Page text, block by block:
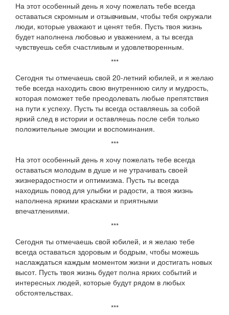
На этот особенный день я хочу пожелать тебе всегда
оставаться скромным и отзывчивым, чтобы тебя окружали
люди, которые уважают и ценят тебя. Пусть твоя жизнь
будет наполнена любовью и уважением, а ты всегда
чувствуешь себя счастливым и удовлетворенным.
***
Сегодня ты отмечаешь свой 20-летний юбилей, и я желаю
тебе всегда находить свою внутреннюю силу и мудрость,
которая поможет тебе преодолевать любые препятствия
на пути к успеху. Пусть ты всегда оставляешь за собой
яркий след в истории и оставляешь после себя только
положительные эмоции и воспоминания.
***
На этот особенный день я хочу пожелать тебе всегда
оставаться молодым в душе и не утрачивать своей
жизнерадостности и оптимизма. Пусть ты всегда
находишь повод для улыбки и радости, а твоя жизнь
наполнена яркими красками и приятными
впечатлениями.
***
Сегодня ты отмечаешь свой юбилей, и я желаю тебе
всегда оставаться здоровым и бодрым, чтобы можешь
наслаждаться каждым моментом жизни и достигать новых
высот. Пусть твоя жизнь будет полна ярких событий и
интересных людей, которые будут рядом в любых
обстоятельствах.
***